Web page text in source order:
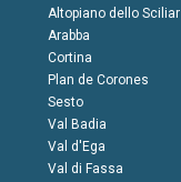
Altopiano dello Sciliar
Arabba
Cortina
Plan de Corones
Sesto
Val Badia
Val d'Ega
Val di Fassa